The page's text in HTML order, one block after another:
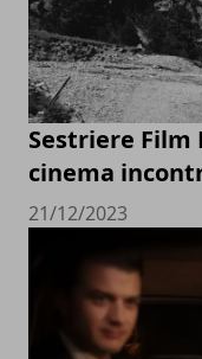
Sestriere Film
cinema
21/12/2023